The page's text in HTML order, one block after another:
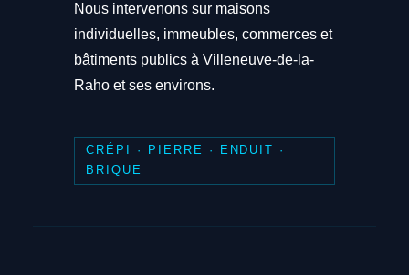
Nous intervenons sur maisons
individuelles, immeubles, commerces et
bâtiments publics à Villeneuve-de-la-
Raho et ses environs.
CRÉPI · PIERRE · ENDUIT ·
BRIQUE